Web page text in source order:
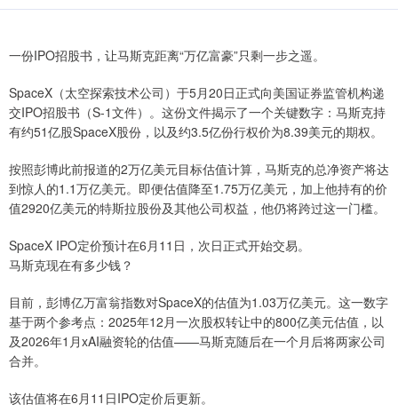
一份IPO招股书，让马斯克距离“万亿富豪”只剩一步之遥。
SpaceX（太空探索技术公司）于5月20日正式向美国证券监管机构递
交IPO招股书（S-1文件）。这份文件揭示了一个关键数字：马斯克持
有约51亿股SpaceX股份，以及约3.5亿份行权价为8.39美元的期权。
按照彭博此前报道的2万亿美元目标估值计算，马斯克的总净资产将达
到惊人的1.1万亿美元。即便估值降至1.75万亿美元，加上他持有的价
值2920亿美元的特斯拉股份及其他公司权益，他仍将跨过这一门槛。
SpaceX IPO定价预计在6月11日，次日正式开始交易。
马斯克现在有多少钱？
目前，彭博亿万富翁指数对SpaceX的估值为1.03万亿美元。这一数字
基于两个参考点：2025年12月一次股权转让中的800亿美元估值，以
及2026年1月xAI融资轮的估值——马斯克随后在一个月后将两家公司
合并。
该估值将在6月11日IPO定价后更新。